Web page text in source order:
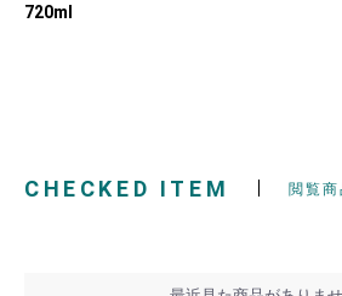
720ml
CHECKED ITEM 閲覧商